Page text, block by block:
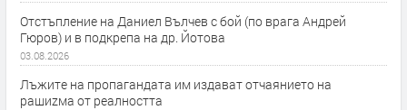
Отстъпление на Даниел Вълчев с бой (по врага Андрей
Гюров) и в подкрепа на др. Йотова
03.08.2026
Лъжите на пропагандата им издават отчаянието на
рашиzма от реалността